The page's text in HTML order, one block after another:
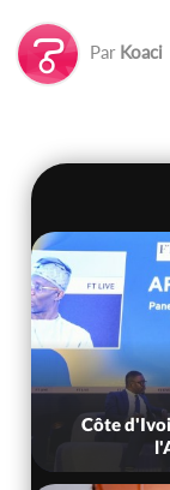
Par Koaci
Côte